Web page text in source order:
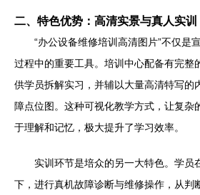
二、特色优势：高清实景与真人实训
“办公设备维修培训高清图片”不仅是
过程中的重要工具。培训中心配备有完整
供学员拆解实习，并辅以大量高清特写的
障点位图。这种可视化教学方式，让复杂
于理解和记忆，极大提升了学习效率。
实训环节是培众的另一大特色。学员
下，进行真机故障诊断与维修操作，从判